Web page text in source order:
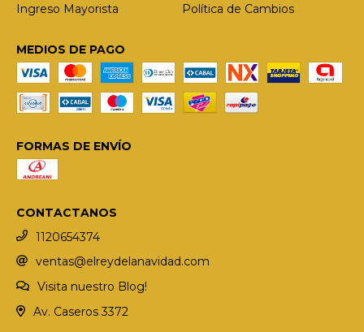
Ingreso Mayorista Política de Cambios
MEDIOS DE PAGO
FORMAS DE ENVÍO
CONTACTANOS
1120654374
ventas@elreydelanavidad.com
Visita nuestro Blog!
Av. Caseros 3372